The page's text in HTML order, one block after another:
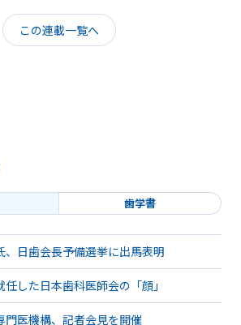
この連載一覧へ
歯学書
、日歯会長予備選挙に出馬表明
した日本歯科医師会の「顔」
門医機構、記者会見を開催